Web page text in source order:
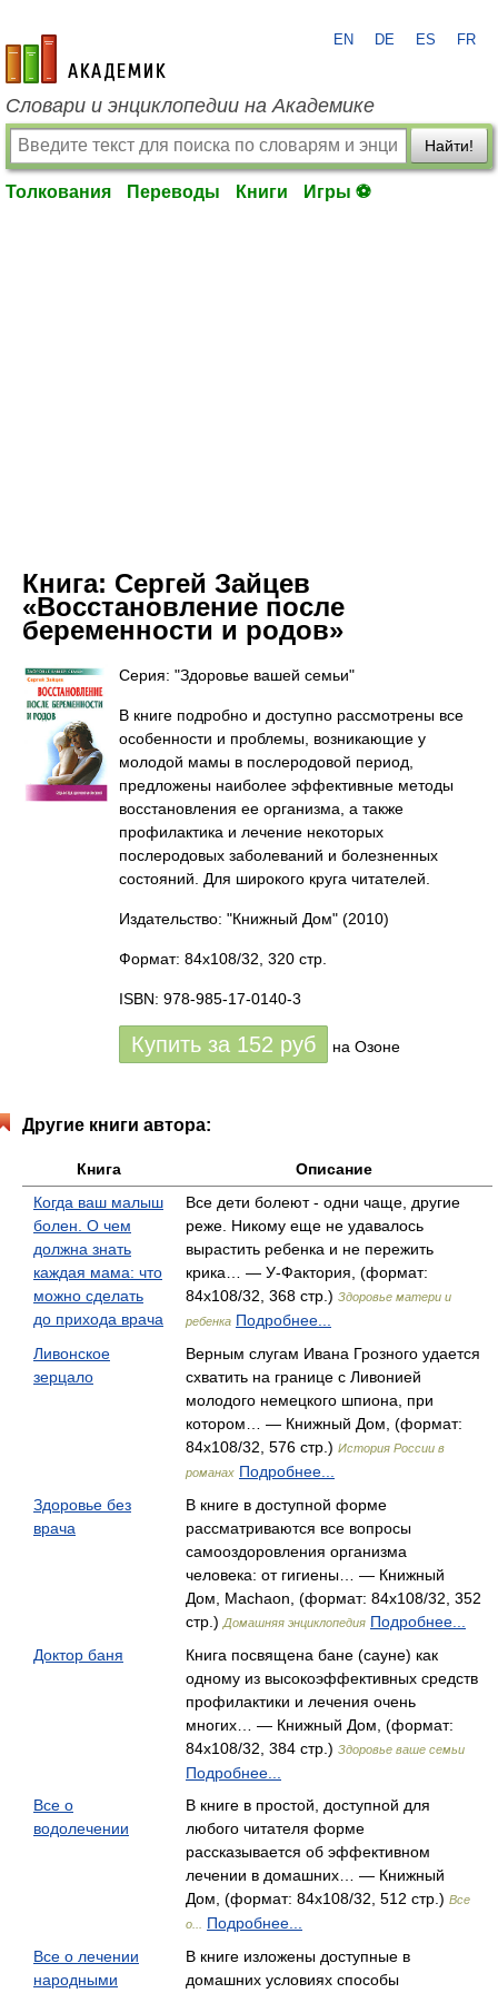
academic.ru
EN DE ES FR
Словари и энциклопедии на Академике
Найти!
Толкования Переводы Книги Игры ⚽
Книга: Сергей Зайцев
«Восстановление после
беременности и родов»
Серия: "Здоровье вашей семьи"
В книге подробно и доступно рассмотрены все
особенности и проблемы, возникающие у
молодой мамы в послеродовой период,
предложены наиболее эффективные методы
восстановления ее организма, а также
профилактика и лечение некоторых
послеродовых заболеваний и болезненных
состояний. Для широкого круга читателей.
Издательство: "Книжный Дом" (2010)
Формат: 84x108/32, 320 стр.
ISBN: 978-985-17-0140-3
Купить за 152 руб на Озоне
Другие книги автора:
Книга
Описание
Когда ваш малыш
болен. О чем
должна знать
каждая мама: что
можно сделать
до прихода врача
Все дети болеют - одни чаще, другие
реже. Никому еще не удавалось
вырастить ребенка и не пережить
крика… — У-Фактория, (формат:
84x108/32, 368 стр.) Здоровье матери и
ребенка Подробнее...
Ливонское
зерцало
Верным слугам Ивана Грозного удается
схватить на границе с Ливонией
молодого немецкого шпиона, при
котором… — Книжный Дом, (формат:
84x108/32, 576 стр.) История России в
романах Подробнее...
Здоровье без
врача
В книге в доступной форме
рассматриваются все вопросы
самооздоровления организма
человека: от гигиены… — Книжный
Дом, Machaon, (формат: 84x108/32, 352
стр.) Домашняя энциклопедия Подробнее...
Доктор баня
Книга посвящена бане (сауне) как
одному из высокоэффективных средств
профилактики и лечения очень
многих… — Книжный Дом, (формат:
84x108/32, 384 стр.) Здоровье ваше семьи
Подробнее...
Все о
водолечении
В книге в простой, доступной для
любого читателя форме
рассказывается об эффективном
лечении в домашних… — Книжный
Дом, (формат: 84x108/32, 512 стр.) Все
о...
Подробнее...
Все о лечении
народными
В книге изложены доступные в
домашних условиях способы